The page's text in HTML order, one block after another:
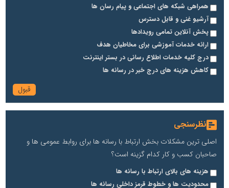
پایگاه اطلاع رسانی دریا و نفت
تریبون
انتشار گسترده محتوا در رسانه گزارش خبر
تسمینو
محمدعلی کرمعلی
همراهی شبکه های اجتماعی و پیام رسان ها
آرشیو غنی و قابل دسترس
پخش آنلاین تمامی رویدادها
ارائه خدمات آموزشی برای مخاطیان هدف
درج کلیه خدمات اطلاع رسانی در بستر اینترنت
کاهش هزینه های درج خبر در رسانه ها
نظرسنجی
اصلی ترین مشکلات بخش ارتباط با رسانه ها برای روابط عمومی ها و
صاحبان کسب و کار کدام گزینه است؟
هزینه های بالای ارتباط با رسانه ها
محدودیت ها و خطوط قرمز داخلی رسانه ها